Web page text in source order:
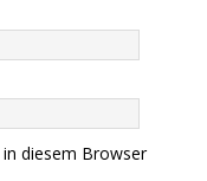
diesem Browser